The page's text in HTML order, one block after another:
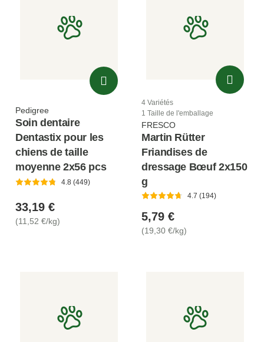
Pedigree
Soin dentaire
Dentastix pour les
chiens de taille
moyenne 2x56 pcs
4.8 (449)
33,19 €
(11,52 €/kg)
4 Variétés
1 Taille de l'emballage
FRESCO
Martin Rütter
Friandises de
dressage Bœuf 2x150
g
4.7 (194)
5,79 €
(19,30 €/kg)